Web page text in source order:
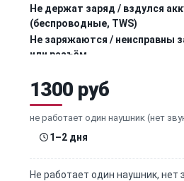
Не держат заряд / вздулся
(беспроводные, TWS)
Не заряжаются / неисправны
или разъём
Не подключаются / не видны
отваливается связь
Один наушник не
Не работает / тихий микрофон
1300 руб
не работает один наушник (нет
1–2 дня
Не работает один наушник, нет